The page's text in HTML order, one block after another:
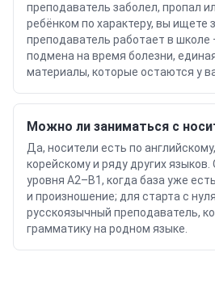
преподаватель заболел, пропал
ребёнком по характеру, вы ищете
преподаватель работает в
подмена на время болезни,
материалы, которые остаются у
Можно ли заниматься с
Да, носители есть по
корейскому и ряду других
уровня A2–B1, когда база уже
и произношение; для старта с
русскоязычный преподаватель,
грамматику на родном языке.